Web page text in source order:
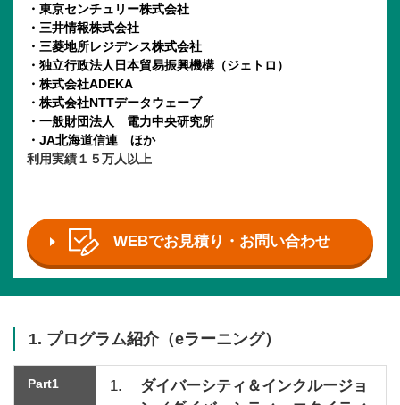
・東京センチュリー株式会社
・三井情報株式会社
・三菱地所レジデンス株式会社
・独立行政法人日本貿易振興機構（ジェトロ）
・株式会社ADEKA
・株式会社NTTデータウェーブ
・一般財団法人 電力中央研究所
・JA北海道信連 ほか
利用実績１５万人以上
WEBでお見積り・お問い合わせ
1. プログラム紹介（eラーニング）
Part1 1.
ダイバーシティ＆インクルージョ